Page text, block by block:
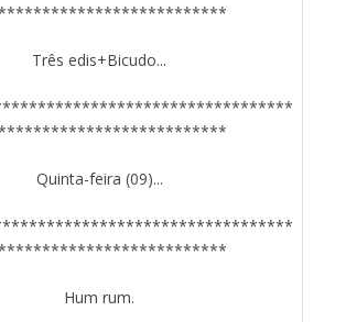
Três edis+Bicudo...
Quinta-feira (09)...
Hum rum.